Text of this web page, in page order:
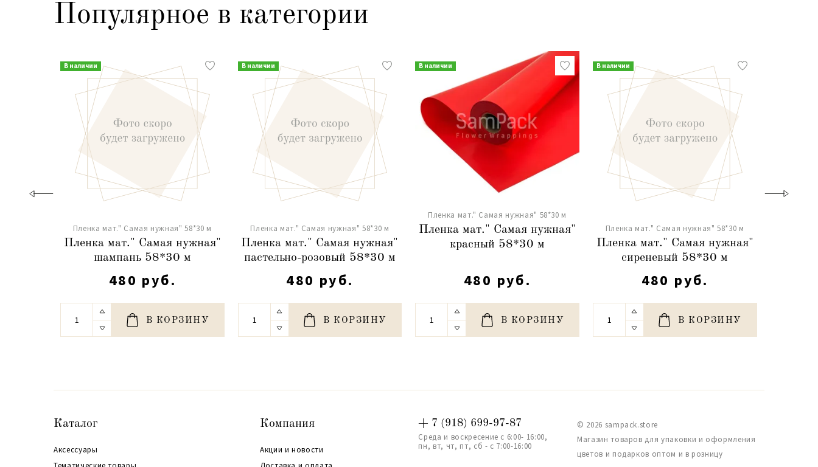
Популярное в категории
В наличии
Пленка мат." Самая нужная" 58*30 м
Пленка мат." Самая нужная"
шампань 58*30 м
480 руб.
В КОРЗИНУ
В наличии
Пленка мат." Самая нужная" 58*30 м
Пленка мат." Самая нужная"
пастельно-розовый 58*30 м
480 руб.
В КОРЗИНУ
В наличии
Пленка мат." Самая нужная" 58*30 м
Пленка мат." Самая нужная"
красный 58*30 м
480 руб.
В КОРЗИНУ
В наличии
Пленка мат." Самая нужная" 58*30 м
Пленка мат." Самая нужная"
сиреневый 58*30 м
480 руб.
В КОРЗИНУ
Каталог
Аксессуары
Компания
Акции и новости
+ 7 (918) 699-97-87
Среда и воскресение с 6:00- 16:00,
пн, вт, чт, пт, сб - с 7:00-16:00
© 2026 sampack.store
Магазин товаров для упаковки и оформления
цветов и подарков оптом и в розницу